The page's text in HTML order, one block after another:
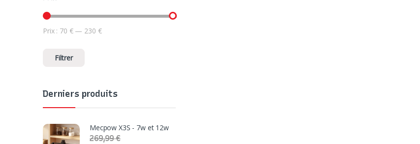
Prix min
Prix max
Filtrer
Prix : 70 €— 230 €
Derniers produits
Mecpow X3S - 7w et 12w
269,99€